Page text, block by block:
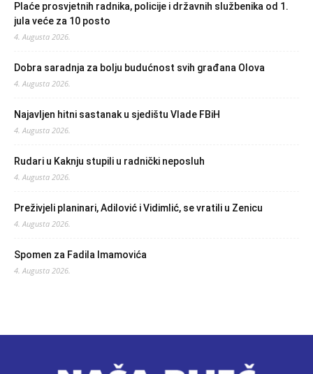
Plaće prosvjetnih radnika, policije i državnih službenika od 1.
jula veće za 10 posto
4. Augusta 2026.
Dobra saradnja za bolju budućnost svih građana Olova
4. Augusta 2026.
Najavljen hitni sastanak u sjedištu Vlade FBiH
4. Augusta 2026.
Rudari u Kaknju stupili u radnički neposluh
4. Augusta 2026.
Preživjeli planinari, Adilović i Vidimlić, se vratili u Zenicu
4. Augusta 2026.
Spomen za Fadila Imamovića
4. Augusta 2026.